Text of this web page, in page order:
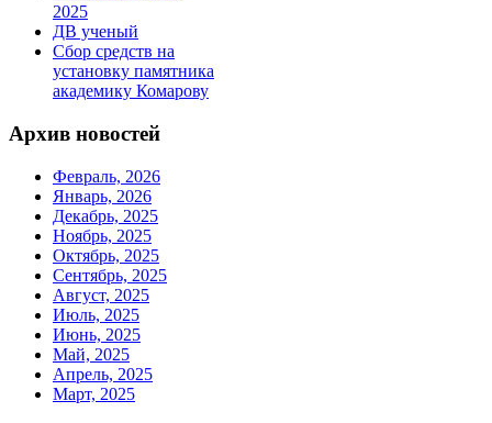
2025
ДВ ученый
Сбор средств на
установку памятника
академику Комарову
Архив новостей
Февраль, 2026
Январь, 2026
Декабрь, 2025
Ноябрь, 2025
Октябрь, 2025
Сентябрь, 2025
Август, 2025
Июль, 2025
Июнь, 2025
Май, 2025
Апрель, 2025
Март, 2025